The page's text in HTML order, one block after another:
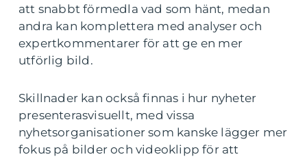
att snabbt förmedla vad som hänt, medan
andra kan komplettera med analyser och
expertkommentarer för att ge en mer
utförlig bild.
Skillnader kan också finnas i hur nyheter
presenterasvisuellt, med vissa
nyhetsorganisationer som kanske lägger mer
fokus på bilder och videoklipp för att